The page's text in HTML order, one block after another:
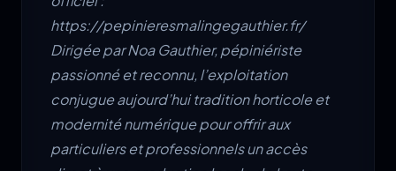
https://pepinieresmalingegauthier.fr/
Dirigée par Noa Gauthier, pépiniériste
passionné et reconnu, l’exploitation
conjugue aujourd’hui tradition horticole et
modernité numérique pour offrir aux
particuliers et professionnels un accès